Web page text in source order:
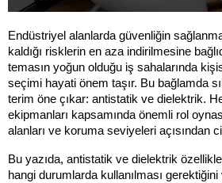
Endüstriyel alanlarda güvenliğin
kaldığı risklerin en aza indirilmesine
temasın yoğun olduğu iş sahalarında
seçimi hayati önem taşır. Bu bağlamda
terim öne çıkar: antistatik ve dielektrik.
ekipmanları kapsamında önemli rol
alanları ve koruma seviyeleri açısından
Bu yazıda, antistatik ve dielektrik
hangi durumlarda kullanılması